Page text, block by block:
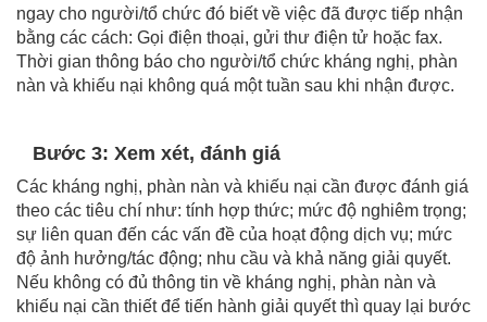
ngay cho người/tổ chức đó biết về việc đã được tiếp nhận
bằng các cách: Gọi điện thoại, gửi thư điện tử hoặc fax.
Thời gian thông báo cho người/tổ chức kháng nghị, phàn
nàn và khiếu nại không quá một tuần sau khi nhận được.
Bước 3: Xem xét, đánh giá
Các kháng nghị, phàn nàn và khiếu nại cần được đánh giá
theo các tiêu chí như: tính hợp thức; mức độ nghiêm trọng;
sự liên quan đến các vấn đề của hoạt động dịch vụ; mức
độ ảnh hưởng/tác động; nhu cầu và khả năng giải quyết.
Nếu không có đủ thông tin về kháng nghị, phàn nàn và
khiếu nại cần thiết để tiến hành giải quyết thì quay lại bước